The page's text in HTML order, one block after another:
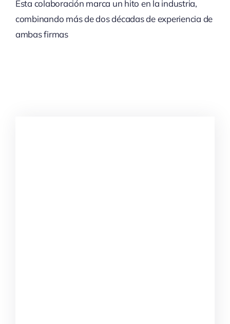
Esta colaboración marca un hito en la industria,
combinando más de dos décadas de experiencia de
ambas firmas